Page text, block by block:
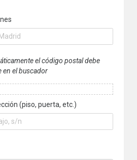
el código postal debe
en el buscador
(piso, puerta, etc.)